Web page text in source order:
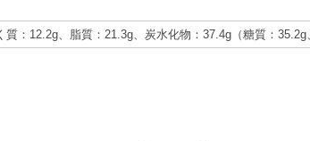
質：12.2g、脂質：21.3g、炭水化物：37.4g（糖質：